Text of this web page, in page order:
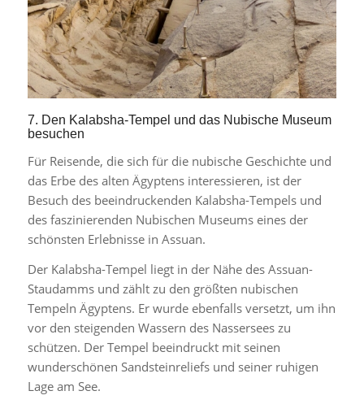
7. Den Kalabsha-Tempel und das Nubische Museum
besuchen
Für Reisende, die sich für die nubische Geschichte und
das Erbe des alten Ägyptens interessieren, ist der
Besuch des beeindruckenden Kalabsha-Tempels und
des faszinierenden Nubischen Museums eines der
schönsten Erlebnisse in Assuan.
Der Kalabsha-Tempel liegt in der Nähe des Assuan-
Staudamms und zählt zu den größten nubischen
Tempeln Ägyptens. Er wurde ebenfalls versetzt, um ihn
vor den steigenden Wassern des Nassersees zu
schützen. Der Tempel beeindruckt mit seinen
wunderschönen Sandsteinreliefs und seiner ruhigen
Lage am See.